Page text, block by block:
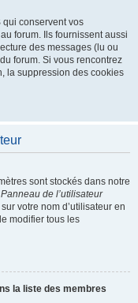
conservent vos
forum. Ils fournissent aussi
des messages (lu ou
forum. Si vous rencontrez
la suppression des cookies
sont stockés dans notre
Panneau de l’utilisateur
votre nom d’utilisateur en
modifier tous les
la liste des membres